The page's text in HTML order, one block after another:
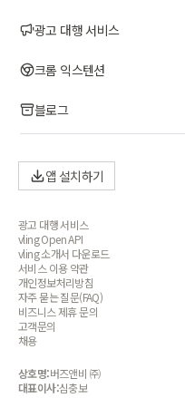
광고 대행 서비스
크롬 익스텐션
블로그
앱 설치하기
광고 대행 서비스
vling Open API
vling 소개서 다운로드
서비스 이용 약관
개인정보처리방침
자주 묻는 질문(FAQ)
비즈니스 제휴 문의
고객문의
채용
상호명:버즈앤비 ㈜
대표이사:심충보